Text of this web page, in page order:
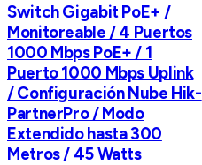
Switch Gigabit PoE+ /
Monitoreable / 4 Puertos
1000 Mbps PoE+ / 1
Puerto 1000 Mbps Uplink
/ Configuración Nube Hik-
PartnerPro / Modo
Extendido hasta 300
Metros / 45 Watts